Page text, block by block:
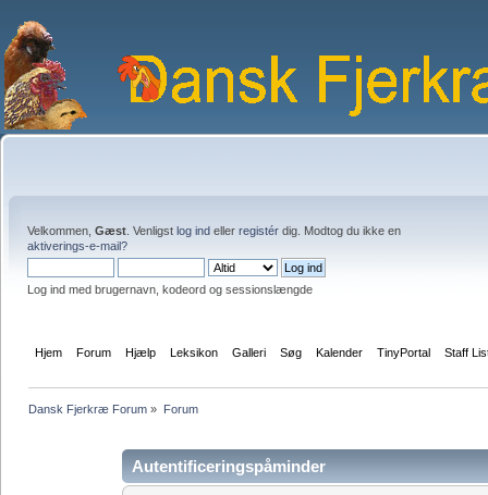
Velkommen, Gæst . Venligst log ind eller registér dig. Modtog du ikke en
aktiverings-e-mail?
Log ind med brugernavn, kodeord og sessionslængde
Hjem Forum Hjælp Leksikon Galleri Søg Kalender TinyPortal Staff
Dansk Fjerkræ Forum » Forum
Autentificeringspåminder